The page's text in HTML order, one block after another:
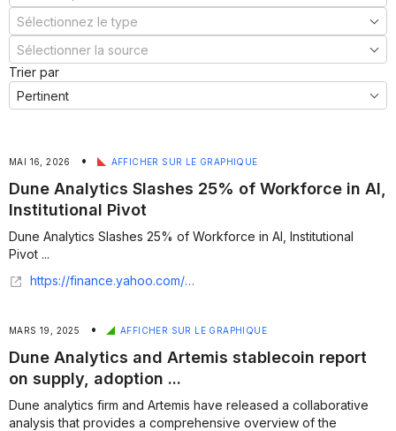
Trier par
MAI 16, 2026 • AFFICHER SUR LE GRAPHIQUE
Dune Analytics Slashes 25% of Workforce in AI,
Institutional Pivot
Dune Analytics Slashes 25% of Workforce in AI, Institutional
Pivot ...
https://finance.yahoo.com/markets/crypto/articles/dune-analytics-slashes-25-workforce-122402203.html
MARS 19, 2025 • AFFICHER SUR LE GRAPHIQUE
Dune Analytics and Artemis stablecoin report
on supply, adoption ...
Dune analytics firm and Artemis have released a collaborative
analysis that provides a comprehensive overview of the